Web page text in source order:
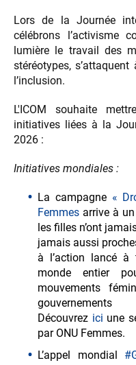
Lors de la Journée
célébrons l’activisme
lumière le travail des
stéréotypes,
l’inclusion.
L'ICOM souhaite
initiatives liées à la
2026 :
Initiatives mondiales :
La campagne «
Femmes arrive à
les filles n’ont
jamais aussi
à l’action lancé
monde entier
mouvements
Découvrez ici une
par ONU Femmes.
L’appel mondial